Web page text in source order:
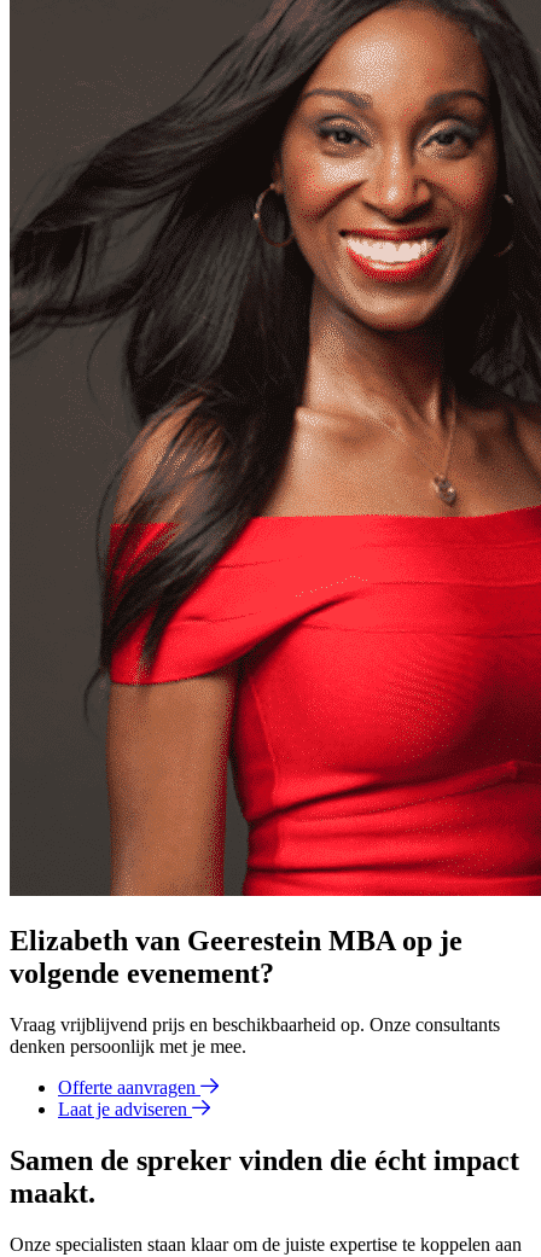
Elizabeth van Geerestein MBA op je
volgende evenement?
Vraag vrijblijvend prijs en beschikbaarheid op. Onze consultants
denken persoonlijk met je mee.
Offerte aanvragen
Laat je adviseren
Samen de spreker vinden die écht impact
maakt.
Onze specialisten staan klaar om de juiste expertise te koppelen aan